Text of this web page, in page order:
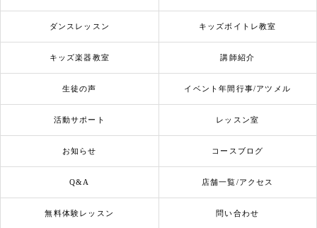
ダンスレッスン キッズボイトレ教室
キッズ楽器教室 講師紹介
生徒の声 イベント年間行事/アツメル
活動サポート レッスン室
お知らせ コースブログ
Q&A 店舗一覧/アクセス
無料体験レッスン 問い合わせ